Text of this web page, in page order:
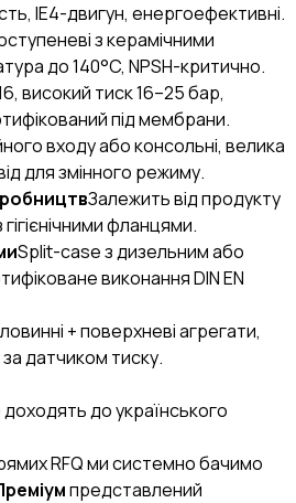
IE4-двигун, енергоефективні.
з керамічними
до 140°C, NPSH-критично.
високий тиск 16–25 бар,
під мембрани.
входу або консольні, велика
для змінного режиму.
Залежить від продукту
фланцями.
Split-case з дизельним або
виконання DIN EN
+ поверхневі агрегати,
датчиком тиску.
до українського
RFQ ми системно бачимо
представлений